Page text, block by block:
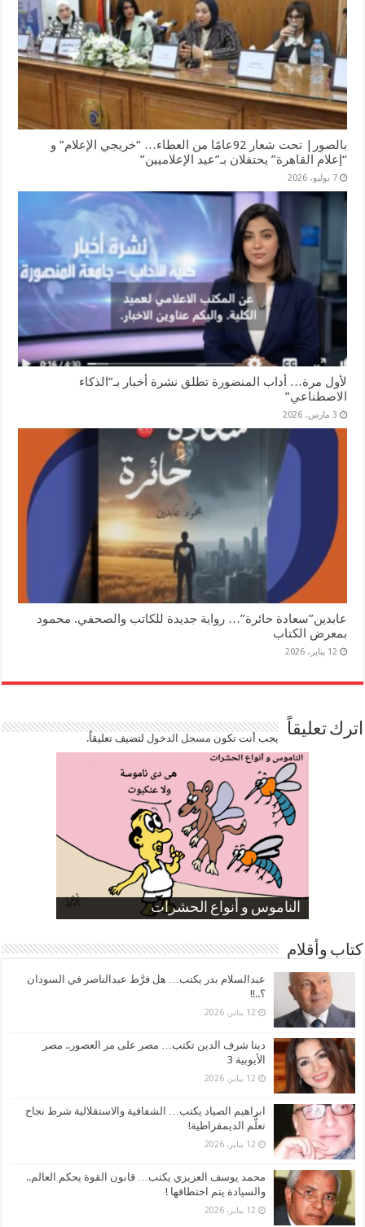
بالصور| تحت شعار 92عامًا من العطاء… “خريجي الإعلام” و
“إعلام القاهرة” يحتفلان بـ”عيد الإعلاميين”
7 يوليو، 2026
لأول مرة… أداب المنضورة تطلق نشرة أخبار بـ”الذكاء
الاصطناعي”
3 مارس، 2026
عابدين”سعادة حائرة”… رواية جديدة للكاتب والصحفي. محمود
بمعرض الكتاب
12 يناير، 2026
اترك تعليقاً يجب أنت تكون مسجل الدخوللتضيف تعليقاً.
الناموس و أنواع الحشرات
الموظفين بعد ارتفاع الأسعار
ارتفاع نسبة الطلاق في مصر
صورة كاركاتيرية
صورة كاركاتيرية
كتاب وأقلام
عبدالسلام بدر يكتب… هل فرَّط عبدالناصر في السودان
؟..!!
12 يناير، 2026
دينا شرف الدين تكتب… مصر على مر العصور.. مصر
الأيوبية 3
12 يناير، 2026
ابراهيم الصياد يكتب… الشفافية والاستقلالية شرط نجاح
تعلُّم الديمقراطية!
12 يناير، 2026
محمد يوسف العزيزي يكتب… قانون القوة يحكم العالم..
والسيادة يتم اختطافها !
12 يناير، 2026